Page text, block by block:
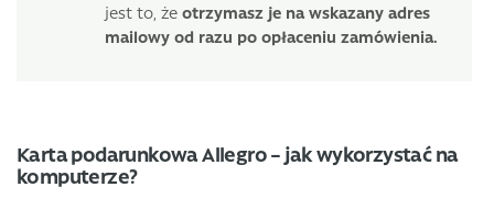
jest to, że otrzymasz je na wskazany adres
mailowy od razu po opłaceniu zamówienia.
Karta podarunkowa Allegro – jak wykorzystać na
komputerze?